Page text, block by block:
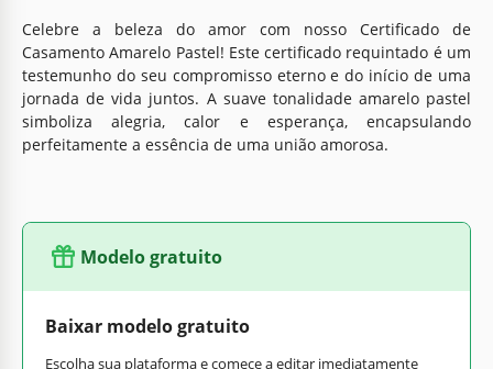
Celebre a beleza do amor com nosso Certificado de
Casamento Amarelo Pastel! Este certificado requintado é um
testemunho do seu compromisso eterno e do início de uma
jornada de vida juntos. A suave tonalidade amarelo pastel
simboliza alegria, calor e esperança, encapsulando
perfeitamente a essência de uma união amorosa.
Modelo gratuito
Baixar modelo gratuito
Escolha sua plataforma e comece a editar imediatamente